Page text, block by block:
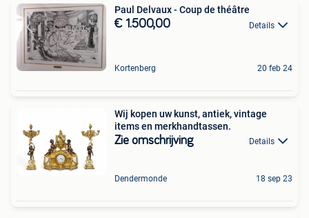
Paul Delvaux - Coup de théâtre
€ 1.500,00 Details
Kortenberg 20 feb 24
Wij kopen uw kunst, antiek, vintage
items en merkhandtassen.
Zie omschrijving Details
Dendermonde 18 sep 23